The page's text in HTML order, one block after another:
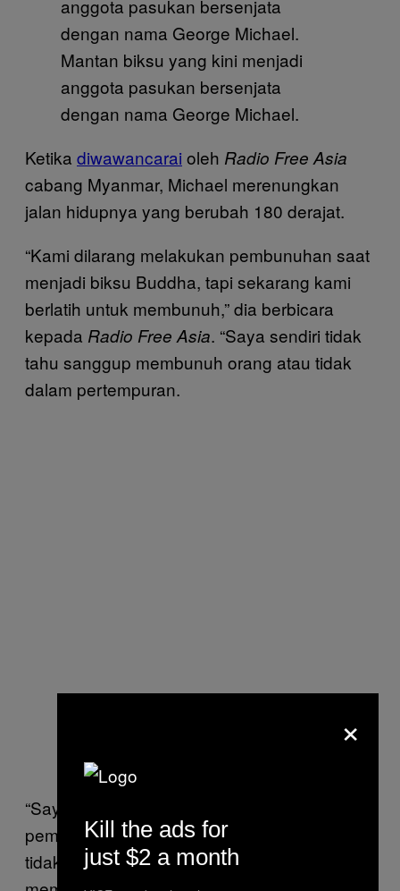
Mantan biksu yang kini menjadi
anggota pasukan bersenjata
dengan nama George Michael.
Ketika diwawancarai oleh Radio Free Asia
cabang Myanmar, Michael merenungkan
jalan hidupnya yang berubah 180 derajat.
“Kami dilarang melakukan pembunuhan saat
menjadi biksu Buddha, tapi sekarang kami
berlatih untuk membunuh,” dia berbicara
kepada Radio Free Asia. “Saya sendiri tidak
tahu sanggup membunuh orang atau tidak
dalam pertempuran.
“Saya dulu melarang orang melakukan
pembunuhan, dan menahan diri sendiri agar
tidak melakukan itu.” Tapi kini dia harus siap
×
Kill the ads for
just $2 a month